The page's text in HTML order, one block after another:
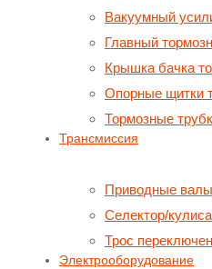
Вакуумный
Главный
Крышка бачка
Опорные щитки
Тормозные
Трансмиссия
Приводные
Селектор/
Трос
Электрооборудование